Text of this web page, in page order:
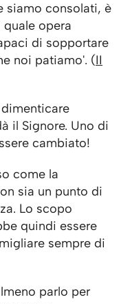
siamo consolati, è
opera
di sopportare
noi patiamo'. (II
il Signore. Uno di
cambiato!
come la
sia un punto di
Lo scopo
quindi essere
sempre di
parlo per